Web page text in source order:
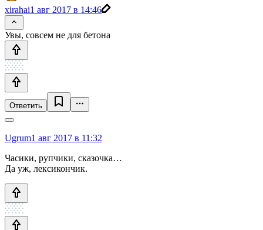
xirahai1 авг 2017 в 14:46
Увы, совсем не для бетона
Ответить
Ugrum1 авг 2017 в 11:32
Часики, рупчики, сказочка…
Да уж, лексикончик.